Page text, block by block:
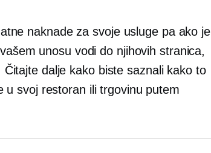
naknade za svoje usluge pa ako je
unosu vodi do njihovih stranica,
dalje kako biste saznali kako to
u svoj restoran ili trgovinu putem